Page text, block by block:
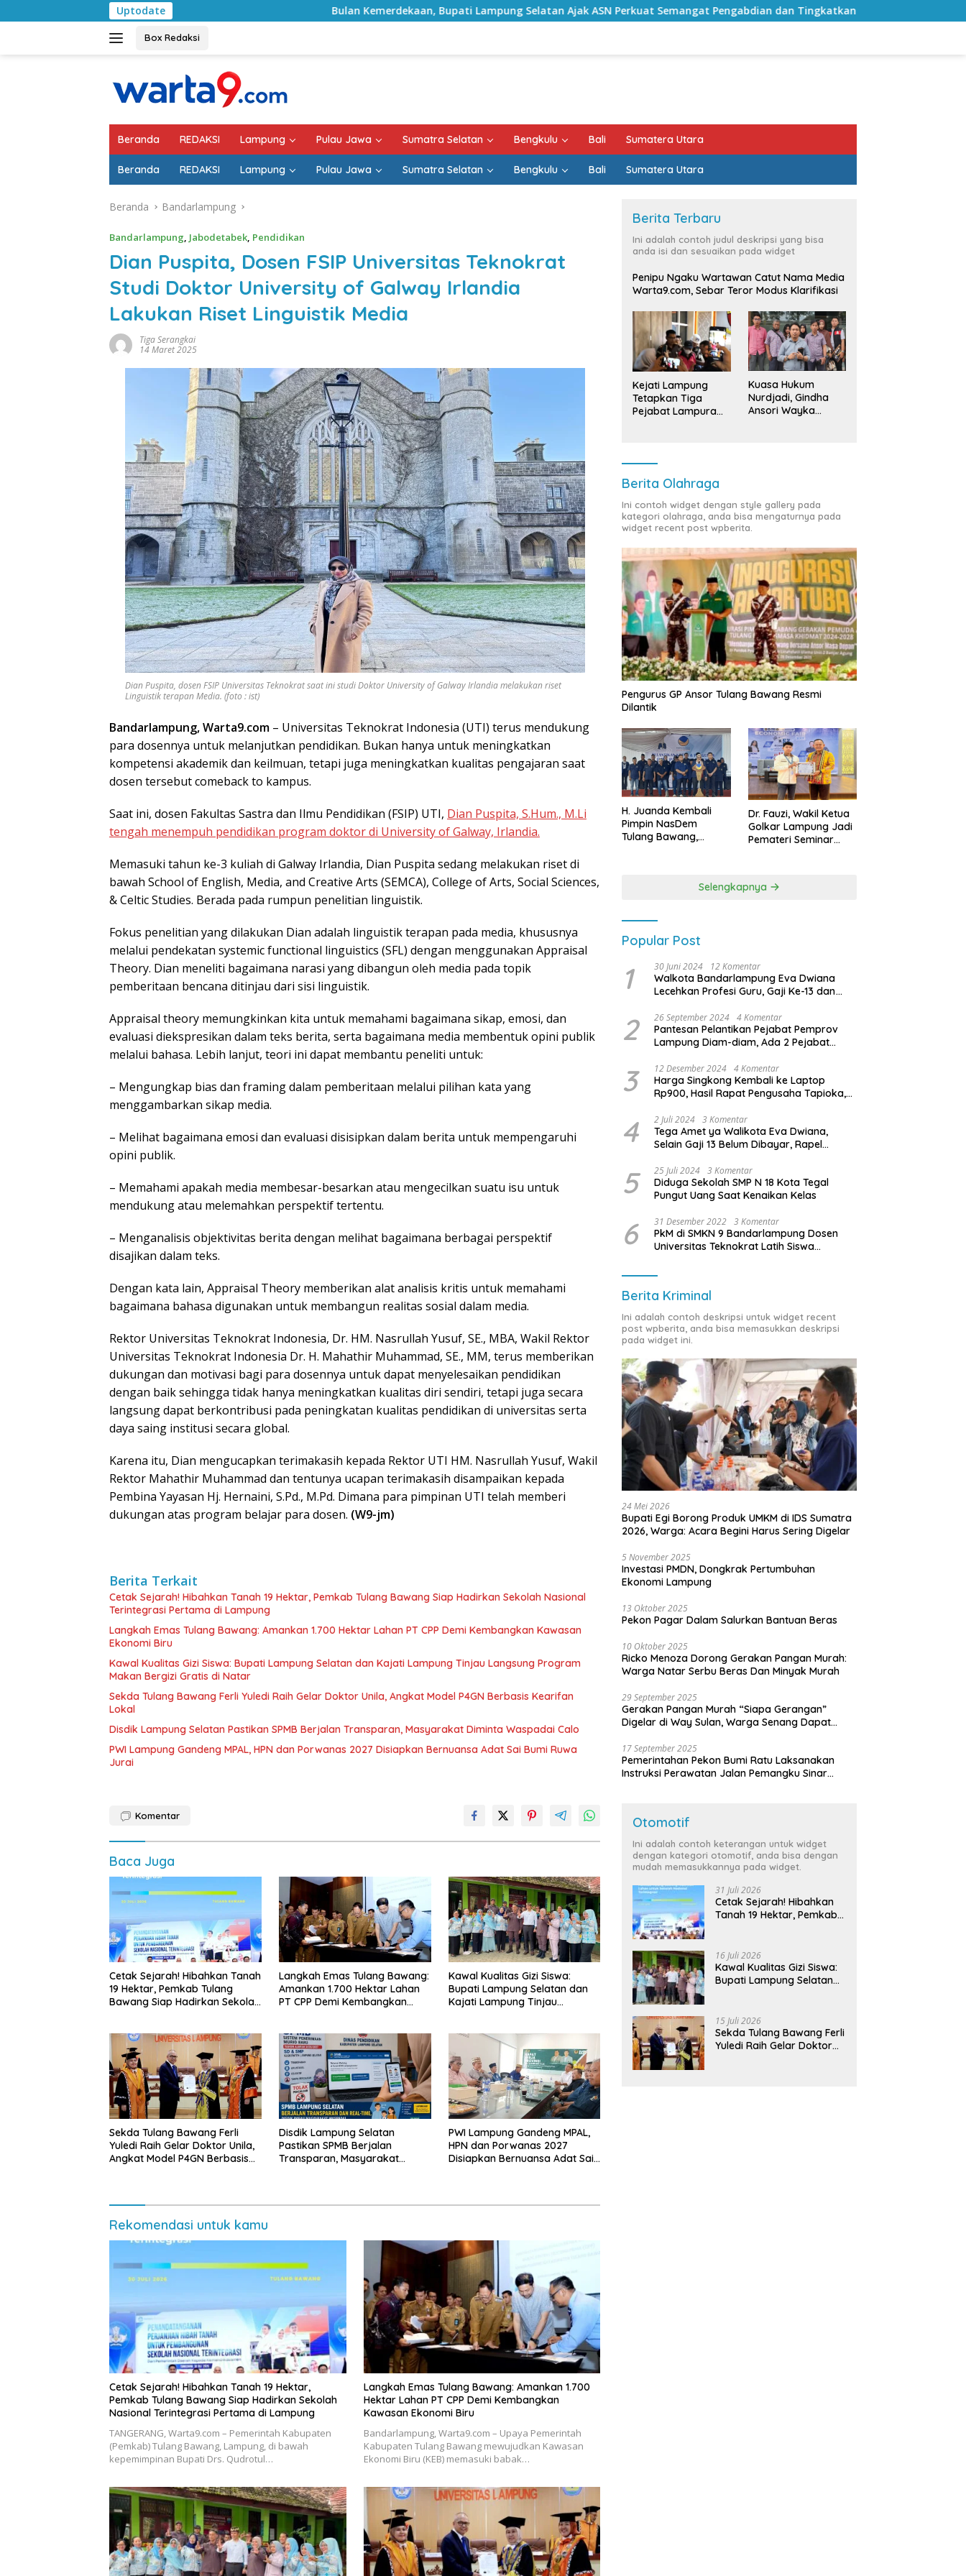
ke
Uptodate Bulan Kemerdekaan, Bupati Lampung Selatan Ajak ASN Perkuat Semangat Pengabdian dan Tingkatkan Pelayanan Publik
Box Redaksi
Beranda REDAKSI Lampung Pulau Jawa Sumatra Selatan Bengkulu Bali Sumatera Utara
Beranda REDAKSI Lampung Pulau Jawa Sumatra Selatan Bengkulu Bali Sumatera Utara
Beranda Bandarlampung
Bandarlampung, Jabodetabek, Pendidikan
Dian Puspita, Dosen FSIP Universitas Teknokrat
Studi Doktor University of Galway Irlandia
Lakukan Riset Linguistik Media
Tiga Serangkai
14 Maret 2025
Dian Puspita, dosen FSIP Universitas Teknokrat saat ini studi Doktor University of Galway Irlandia melakukan riset
Linguistik terapan Media. (foto : ist)
Bandarlampung, Warta9.com – Universitas Teknokrat Indonesia (UTI) terus mendukung
para dosennya untuk melanjutkan pendidikan. Bukan hanya untuk meningkatkan
kompetensi akademik dan keilmuan, tetapi juga meningkatkan kualitas pengajaran saat
dosen tersebut comeback to kampus.
Saat ini, dosen Fakultas Sastra dan Ilmu Pendidikan (FSIP) UTI, Dian Puspita, S.Hum., M.Li
tengah menempuh pendidikan program doktor di University of Galway, Irlandia.
Memasuki tahun ke-3 kuliah di Galway Irlandia, Dian Puspita sedang melakukan riset di
bawah School of English, Media, and Creative Arts (SEMCA), College of Arts, Social Sciences,
& Celtic Studies. Berada pada rumpun penelitian linguistik.
Fokus penelitian yang dilakukan Dian adalah linguistik terapan pada media, khususnya
melalui pendekatan systemic functional linguistics (SFL) dengan menggunakan Appraisal
Theory. Dian meneliti bagaimana narasi yang dibangun oleh media pada topik
pemberitaan bencana ditinjau dari sisi linguistik.
Appraisal theory memungkinkan kita untuk memahami bagaimana sikap, emosi, dan
evaluasi diekspresikan dalam teks berita, serta bagaimana media membentuk opini publik
melalui bahasa. Lebih lanjut, teori ini dapat membantu peneliti untuk:
– Mengungkap bias dan framing dalam pemberitaan melalui pilihan kata yang
menggambarkan sikap media.
– Melihat bagaimana emosi dan evaluasi disisipkan dalam berita untuk mempengaruhi
opini publik.
– Memahami apakah media membesar-besarkan atau mengecilkan suatu isu untuk
mendukung atau melemahkan perspektif tertentu.
– Menganalisis objektivitas berita dengan melihat bagaimana berbagai perspektif
disajikan dalam teks.
Dengan kata lain, Appraisal Theory memberikan alat analisis kritis untuk memahami
bagaimana bahasa digunakan untuk membangun realitas sosial dalam media.
Rektor Universitas Teknokrat Indonesia, Dr. HM. Nasrullah Yusuf, SE., MBA, Wakil Rektor
Universitas Teknokrat Indonesia Dr. H. Mahathir Muhammad, SE., MM, terus memberikan
dukungan dan motivasi bagi para dosennya untuk dapat menyelesaikan pendidikan
dengan baik sehingga tidak hanya meningkatkan kualitas diri sendiri, tetapi juga secara
langsung dapat berkontribusi pada peningkatan kualitas pendidikan di universitas serta
daya saing institusi secara global.
Karena itu, Dian mengucapkan terimakasih kepada Rektor UTI HM. Nasrullah Yusuf, Wakil
Rektor Mahathir Muhammad dan tentunya ucapan terimakasih disampaikan kepada
Pembina Yayasan Hj. Hernaini, S.Pd., M.Pd. Dimana para pimpinan UTI telah memberi
dukungan atas program belajar para dosen. (W9-jm)
Berita Terkait
Cetak Sejarah! Hibahkan Tanah 19 Hektar, Pemkab Tulang Bawang Siap Hadirkan Sekolah Nasional
Terintegrasi Pertama di Lampung
Langkah Emas Tulang Bawang: Amankan 1.700 Hektar Lahan PT CPP Demi Kembangkan Kawasan
Ekonomi Biru
Kawal Kualitas Gizi Siswa: Bupati Lampung Selatan dan Kajati Lampung Tinjau Langsung Program
Makan Bergizi Gratis di Natar
Sekda Tulang Bawang Ferli Yuledi Raih Gelar Doktor Unila, Angkat Model P4GN Berbasis Kearifan
Lokal
Disdik Lampung Selatan Pastikan SPMB Berjalan Transparan, Masyarakat Diminta Waspadai Calo
PWI Lampung Gandeng MPAL, HPN dan Porwanas 2027 Disiapkan Bernuansa Adat Sai Bumi Ruwa
Jurai
Komentar
Baca Juga
Cetak Sejarah! Hibahkan Tanah
19 Hektar, Pemkab Tulang
Bawang Siap Hadirkan Sekolah
Langkah Emas Tulang Bawang:
Amankan 1.700 Hektar Lahan
PT CPP Demi Kembangkan
Kawal Kualitas Gizi Siswa:
Bupati Lampung Selatan dan
Kajati Lampung Tinjau
Sekda Tulang Bawang Ferli
Yuledi Raih Gelar Doktor Unila,
Angkat Model P4GN Berbasis
Disdik Lampung Selatan
Pastikan SPMB Berjalan
Transparan, Masyarakat
PWI Lampung Gandeng MPAL,
HPN dan Porwanas 2027
Disiapkan Bernuansa Adat Sai
Rekomendasi untuk kamu
Cetak Sejarah! Hibahkan Tanah 19 Hektar,
Pemkab Tulang Bawang Siap Hadirkan Sekolah
Nasional Terintegrasi Pertama di Lampung
​TANGERANG, Warta9.com – Pemerintah Kabupaten
(Pemkab) Tulang Bawang, Lampung, di bawah
kepemimpinan Bupati Drs. Qudrotul…
Langkah Emas Tulang Bawang: Amankan 1.700
Hektar Lahan PT CPP Demi Kembangkan
Kawasan Ekonomi Biru
Bandarlampung, Warta9.com – Upaya Pemerintah
Kabupaten Tulang Bawang mewujudkan Kawasan
Ekonomi Biru (KEB) memasuki babak…
Berita Terbaru
Ini adalah contoh judul deskripsi yang bisa
anda isi dan sesuaikan pada widget
Penipu Ngaku Wartawan Catut Nama Media
Warta9.com, Sebar Teror Modus Klarifikasi
Kejati Lampung
Tetapkan Tiga
Pejabat Lampura
Kuasa Hukum
Nurdjadi, Gindha
Ansori Wayka
Berita Olahraga
Ini contoh widget dengan style gallery pada
kategori olahraga, anda bisa mengaturnya pada
widget recent post wpberita.
Pengurus GP Ansor Tulang Bawang Resmi
Dilantik
H. Juanda Kembali
Pimpin NasDem
Tulang Bawang,
Dr. Fauzi, Wakil Ketua
Golkar Lampung Jadi
Pemateri Seminar
Kebangsaan
Selengkapnya
Popular Post
1 30 Juni 2024 12 Komentar
Walkota Bandarlampung Eva Dwiana
Lecehkan Profesi Guru, Gaji Ke-13 dan
2 26 September 2024 4 Komentar
Pantesan Pelantikan Pejabat Pemprov
Lampung Diam-diam, Ada 2 Pejabat
3 12 Desember 2024 4 Komentar
Harga Singkong Kembali ke Laptop
Rp900, Hasil Rapat Pengusaha Tapioka,
Lampung
4 2 Juli 2024 3 Komentar
Tega Amet ya Walikota Eva Dwiana,
Selain Gaji 13 Belum Dibayar, Rapel
Dibayar
5 25 Juli 2024 3 Komentar
Diduga Sekolah SMP N 18 Kota Tegal
Pungut Uang Saat Kenaikan Kelas
6 31 Desember 2022 3 Komentar
PkM di SMKN 9 Bandarlampung Dosen
Universitas Teknokrat Latih Siswa
Berita Kriminal
Ini adalah contoh deskripsi untuk widget recent
post wpberita, anda bisa memasukkan deskripsi
pada widget ini.
24 Mei 2026
Bupati Egi Borong Produk UMKM di IDS Sumatra
2026, Warga: Acara Begini Harus Sering Digelar
5 November 2025
Investasi PMDN, Dongkrak Pertumbuhan
Ekonomi Lampung
13 Oktober 2025
Pekon Pagar Dalam Salurkan Bantuan Beras
10 Oktober 2025
Ricko Menoza Dorong Gerakan Pangan Murah:
Warga Natar Serbu Beras Dan Minyak Murah
29 September 2025
Gerakan Pangan Murah “Siapa Gerangan”
Digelar di Way Sulan, Warga Senang Dapat
17 September 2025
Pemerintahan Pekon Bumi Ratu Laksanakan
Instruksi Perawatan Jalan Pemangku Sinar
Otomotif
Ini adalah contoh keterangan untuk widget
dengan kategori otomotif, anda bisa dengan
mudah memasukkannya pada widget.
31 Juli 2026
Cetak Sejarah! Hibahkan
Tanah 19 Hektar, Pemkab
Terintegrasi Pertama di
Lampung
16 Juli 2026
Kawal Kualitas Gizi Siswa:
Bupati Lampung Selatan
Bergizi Gratis di Natar
15 Juli 2026
Sekda Tulang Bawang Ferli
Yuledi Raih Gelar Doktor